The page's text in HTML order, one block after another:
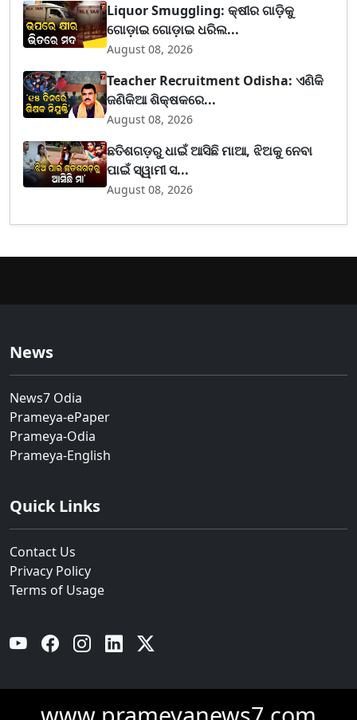
Liquor Smuggling: କ୍ଷୀର ଗାଡ଼ିକୁ
ଗୋଡ଼ାଇ ଗୋଡ଼ାଇ ଧରିଲ...
August 08, 2026
Teacher Recruitment Odisha: ଏଣିକି
ଜଣିକିଆ ଶିକ୍ଷକରେ...
August 08, 2026
ଛତିଶଗଡ଼ରୁ ଧାଇଁ ଆସିଛି ମାଆ, ଝିଅକୁ ନେବା
ପାଇଁ ସ୍ୱାମୀ ସ...
August 08, 2026
News
News7 Odia
Prameya-ePaper
Prameya-Odia
Prameya-English
Quick Links
Contact Us
Privacy Policy
Terms of Usage
YouTube Facebook Instagram Linkedin